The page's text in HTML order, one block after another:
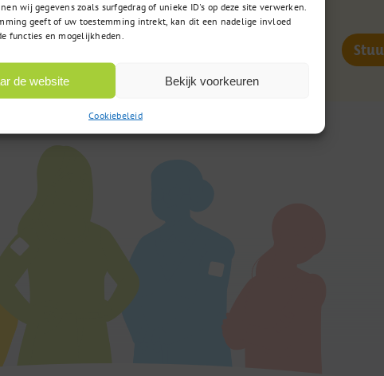
wij gegevens zoals surfgedrag of unieke ID's op deze site verwerken.
geeft of uw toestemming intrekt, kan dit een nadelige invloed
functies en mogelijkheden.
de website Bekijk voorkeuren
Cookiebeleid
085 – 02 98 705
van 9:00u tot 17:00u